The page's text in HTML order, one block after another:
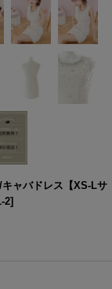
ャバドレス【XS-Lサ
2]